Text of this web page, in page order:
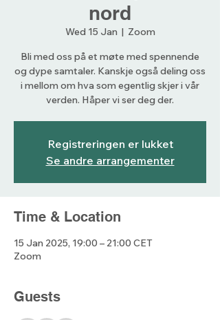
nord
Wed 15 Jan
  |
Zoom
Bli med oss på et møte med spennende
og dype samtaler. Kanskje også deling oss
i mellom om hva som egentlig skjer i vår
verden. Håper vi ser deg der.
Registreringen er lukket
Se andre arrangementer
Time & Location
15 Jan 2025, 19:00 – 21:00 CET
Zoom
Guests